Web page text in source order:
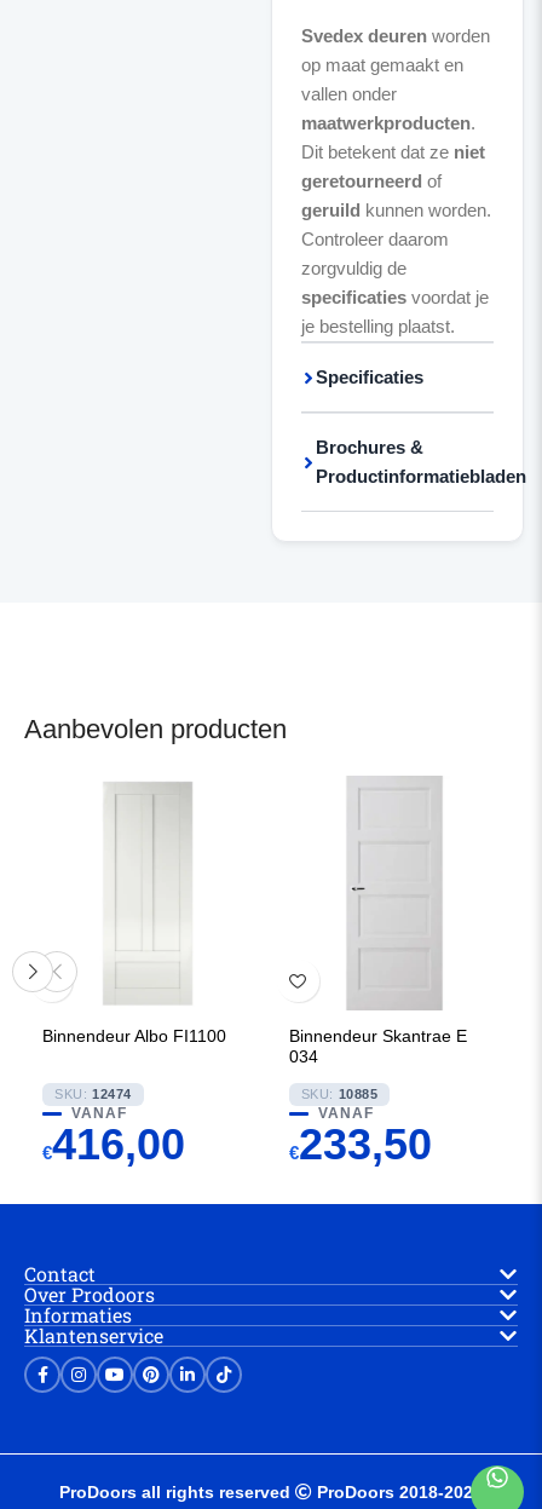
Svedex deurenworden
op maat gemaakt en
vallen onder
maatwerkproducten.
Dit betekent dat ze niet
geretourneerd of
geruild kunnen worden.
Controleer daarom
zorgvuldig de
specificatiesvoordat je
je bestelling plaatst.
Specificaties
Brochures &
Productinformatiebladen
Aanbevolen producten
Binnendeur Albo FI1100
SKU: 12474
VANAF
€416,00
Binnendeur Skantrae E
034
SKU: 10885
VANAF
€233,50
Contact
Over Prodoors
Informaties
Klantenservice
ProDoors all rights reserved
ProDoors 2018-2025